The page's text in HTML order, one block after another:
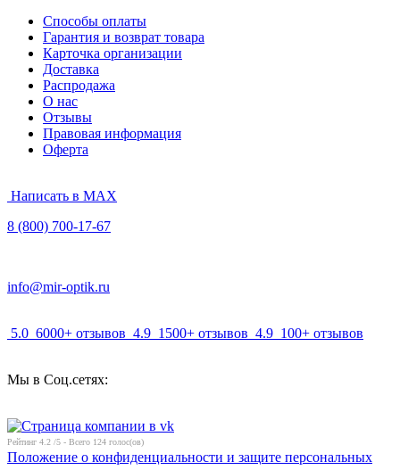
Способы оплаты
Гарантия и возврат товара
Карточка организации
Доставка
Распродажа
О нас
Отзывы
Правовая информация
Оферта
Написать в MAX
8 (800) 700-17-67
info@mir-optik.ru
5.0 6000+ отзывов 4.9 1500+ отзывов 4.9 100+ отзывов
Мы в Соц.сетях:
Рейтинг 4.2 /5 - Всего 124 голос(ов)
Положение о конфиденциальности и защите персональных